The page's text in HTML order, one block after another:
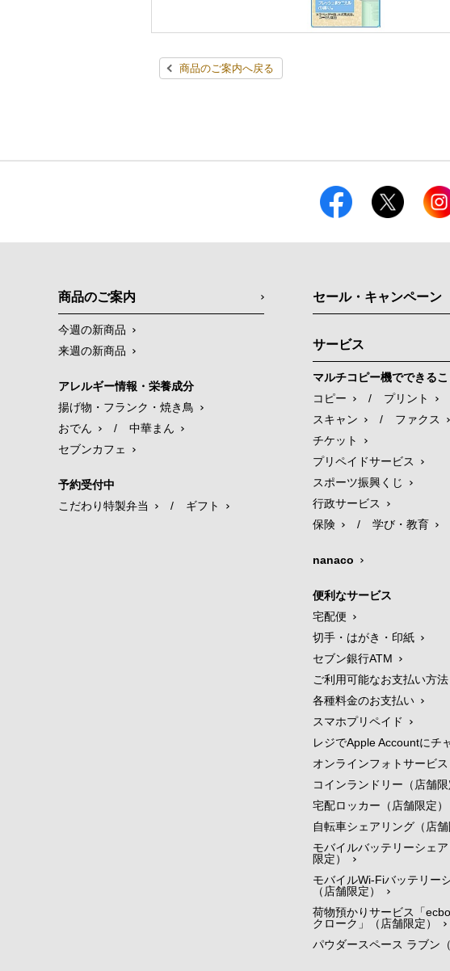
商品のご案内へ戻る
商品のご案内
今週の新商品
来週の新商品
アレルギー情報・栄養成分
揚げ物・フランク・焼き鳥
おでん
/
中華まん
セブンカフェ
予約受付中
こだわり特製弁当
/ ギフト
セール・キャンペーン
サービス
マルチコピー機でできるこ
コピー
/
プリント
スキャン
/
ファクス
チケット
プリペイドサービス
スポーツ振興くじ
行政サービス
保険
/ 学び・教育
nanaco
便利なサービス
宅配便
切手・はがき・印紙
セブン銀行ATM
ご利用可能なお支払い方法
各種料金のお支払い
スマホプリペイド
レジでApple Accountにチ
オンラインフォトサービス
コインランドリー（店舗限
宅配ロッカー（店舗限定）
自転車シェアリング（店舗
モバイルバッテリーシェ
限定）
モバイルWi-Fiバッテリー
（店舗限定）
荷物預かりサービス「
クローク」（店舗限定）
パウダースペース ラブン